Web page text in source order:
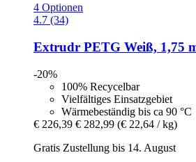
4 Optionen
4.7 (34)
Extrudr PETG Weiß, 1,75
-20%
100% Recycelbar
Vielfältiges Einsatzgebiet
Wärmebeständig bis ca 90 °C
€ 226,39 € 282,99 (€ 22,64 / kg)
Gratis Zustellung bis 14. August